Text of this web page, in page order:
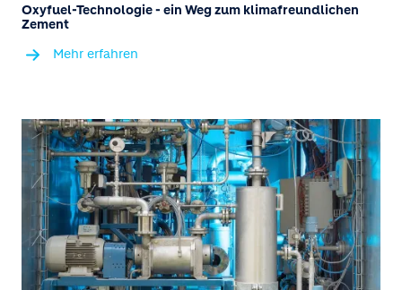
Oxyfuel-Technologie - ein Weg zum klimafreundlichen
Zement
Mehr erfahren